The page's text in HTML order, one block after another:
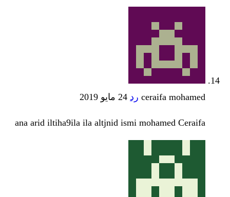
ceraifa mohamed رد 24 مايو 2019
ana arid iltiha9ila ila altjnid ismi mohamed Ceraifa